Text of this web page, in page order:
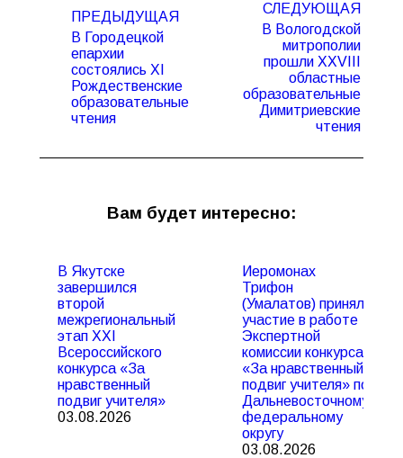
записям
ПРЕДЫДУЩАЯ
Предыдущая
запись:
В Городецкой
епархии
состоялись XI
Рождественские
образовательные
чтения
СЛЕДУЮЩАЯ
Следующая
запись:
В Вологодской
митрополии
прошли XXVIII
областные
образовательные
Димитриевские
чтения
Вам будет интересно:
В Якутске
завершился
второй
межрегиональный
этап XXI
Всероссийского
конкурса «За
нравственный
подвиг учителя»
03.08.2026
Иеромонах
Трифон
(Умалатов) принял
участие в работе
Экспертной
комиссии конкурса
«За нравственный
подвиг учителя» по
Дальневосточному
федеральному
округу
03.08.2026